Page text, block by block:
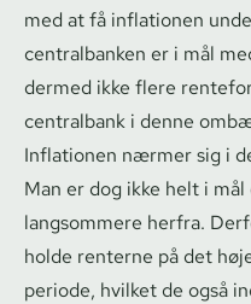
med at få inflationen
centralbanken er i mål
dermed ikke flere
centralbank i denne
Inflationen nærmer sig i
Man er dog ikke helt i
langsommere herfra.
holde renterne på det
periode, hvilket de også